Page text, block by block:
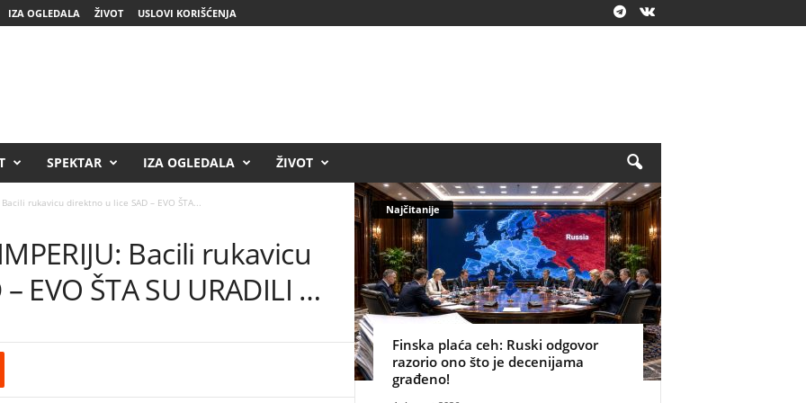
IZA OGLEDALA ŽIVOT USLOVI KORIŠĆENJA
SPEKTAR IZA OGLEDALA ŽIVOT
Bacili rukavicu direktno u lice SAD – EVO ŠTA...
Bacili rukavicu
EVO ŠTA SU URADILI …
Najčitanije
Finska plaća ceh: Ruski odgovor
razorio ono što je decenijama
građeno!